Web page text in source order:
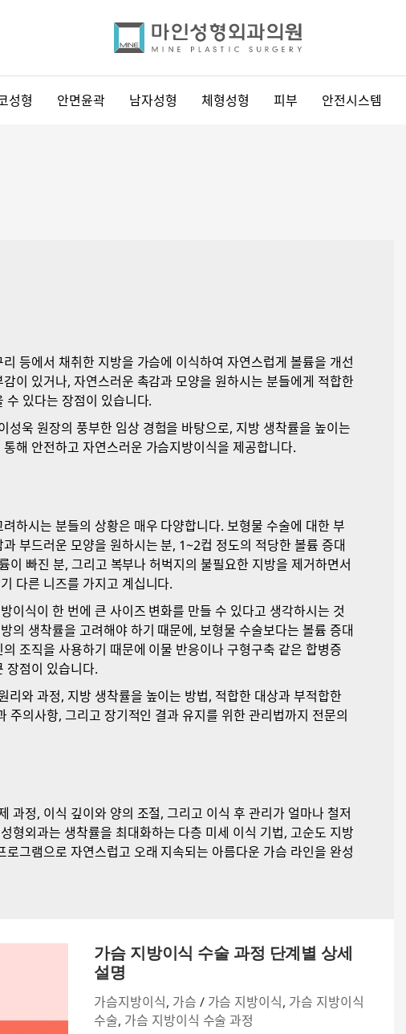
성형 안면윤곽 남자성형 체형성형 피부 안전시스템
등에서 채취한 지방을 가슴에 이식하여 자연스럽게 볼륨을 개선
이 있거나, 자연스러운 촉감과 모양을 원하시는 분들에게 적합한
수 있다는 장점이 있습니다.
성욱 원장의 풍부한 임상 경험을 바탕으로, 지방 생착률을 높이는
해 안전하고 자연스러운 가슴지방이식을 제공합니다.
하시는 분들의 상황은 매우 다양합니다. 보형물 수술에 대한 부
부드러운 모양을 원하시는 분, 1~2컵 정도의 적당한 볼륨 증대
이 빠진 분, 그리고 복부나 허벅지의 불필요한 지방을 제거하면서
다른 니즈를 가지고 계십니다.
이식이 한 번에 큰 사이즈 변화를 만들 수 있다고 생각하시는 것
의 생착률을 고려해야 하기 때문에, 보형물 수술보다는 볼륨 증대
조직을 사용하기 때문에 이물 반응이나 구형구축 같은 합병증
장점이 있습니다.
리와 과정, 지방 생착률을 높이는 방법, 적합한 대상과 부적합한
주의사항, 그리고 장기적인 결과 유지를 위한 관리법까지 전문의
과정, 이식 깊이와 양의 조절, 그리고 이식 후 관리가 얼마나 철저
형외과는 생착률을 최대화하는 다층 미세 이식 기법, 고순도 지방
그램으로 자연스럽고 오래 지속되는 아름다운 가슴 라인을 완성
가슴 지방이식 수술 과정 단계별 상세
설명
가슴지방이식, 가슴 / 가슴 지방이식, 가슴 지방이식
수술, 가슴 지방이식 수술 과정
슴
지
방
이
식